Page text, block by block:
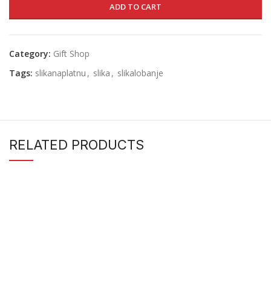
ADD TO CART
Category: Gift Shop
Tags: slikanaplatnu , slika , slikalobanje
RELATED PRODUCTS